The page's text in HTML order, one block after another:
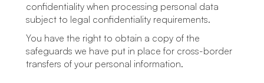
confidentiality when processing personal data
subject to legal confidentiality requirements.
You have the right to obtain a copy of the
safeguards we have put in place for cross-border
transfers of your personal information.